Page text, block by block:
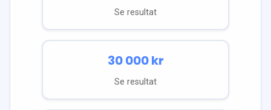
Se resultat
30 000kr
Se resultat